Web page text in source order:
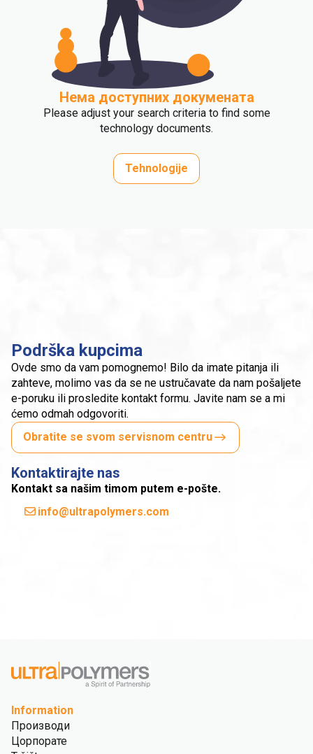
Нема доступних докумената
Please adjust your search criteria to find some
technology documents.
Tehnologije
Podrška kupcima
Ovde smo da vam pomognemo! Bilo da imate pitanja ili
zahteve, molimo vas da se ne ustručavate da nam pošaljete
e-poruku ili prosledite kontakt formu. Javite nam se a mi
ćemo odmah odgovoriti.
Obratite se svom servisnom centru
Kontaktirajte nas
Kontakt sa našim timom putem e-pošte.
info@ultrapolymers.com
Information
Производи
Цорпорате